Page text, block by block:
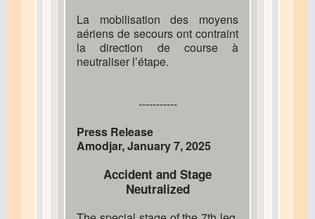
La mobilisation des moyens
aériens de secours ont contraint
la direction de course à
neutraliser l’étape.
-----------
Press Release
Amodjar, January 7, 2025
Accident and Stage
Neutralized